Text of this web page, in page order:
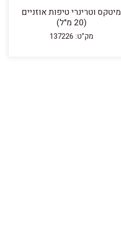
מיטקס וטרינרי טיפות אוזניים
(20 מ"ל)
מק"ט: 137226